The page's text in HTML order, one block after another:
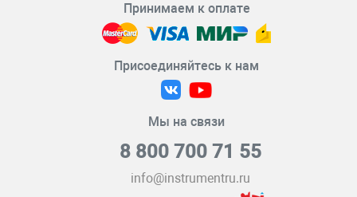
Принимаем к оплате
Присоединяйтесь к нам
Мы на связи
8 800 700 71 55
info@instrumentru.ru